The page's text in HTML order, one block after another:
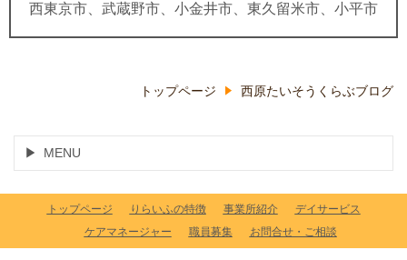
西東京市、武蔵野市、小金井市、東久留米市、小平市
トップページ 西原たいそうくらぶブログ
MENU
トップページ りらいふの特徴 事業所紹介
デイサービス
ケアマネージャー
職員募集 お問合せ・ご相談